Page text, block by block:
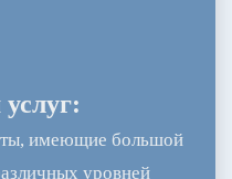
имеющие большой
уровней